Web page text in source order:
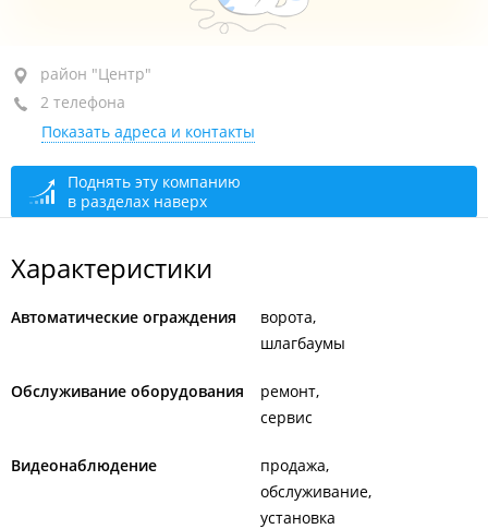
район "Центр", ул. Светланская, 51
БЦ "Приморье", 3-й этаж
+7 (423) 202-66-15
+7 905 792-42-52
сегодня закрыто
район "Центр"
2 телефона
Показать адреса и контакты
Поднять эту компанию
в разделах наверх
Характеристики
Автоматические ограждения
ворота
шлагбаумы
Обслуживание оборудования
ремонт
сервис
Видеонаблюдение
продажа
обслуживание
установка